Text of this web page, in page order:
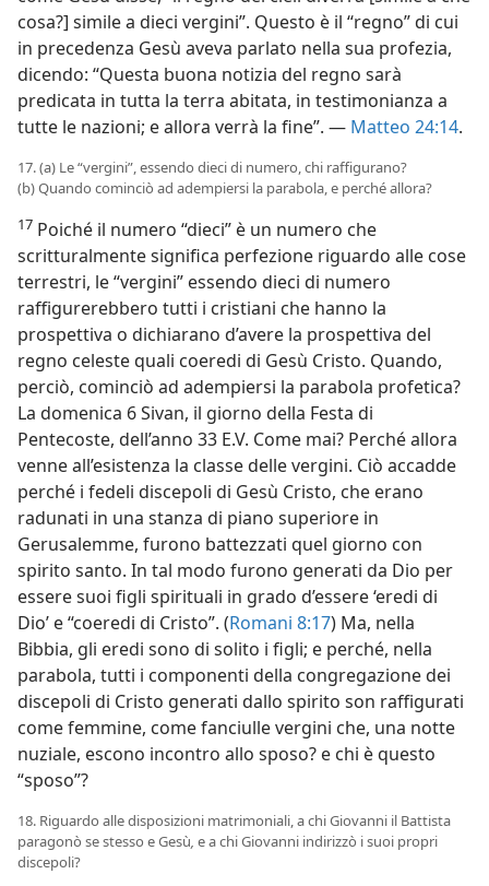
cosa?] simile a dieci vergini”. Questo è il “regno” di cui
in precedenza Gesù aveva parlato nella sua profezia,
dicendo: “Questa buona notizia del regno sarà
predicata in tutta la terra abitata, in testimonianza a
tutte le nazioni; e allora verrà la fine”. — Matteo 24:14.
17. (a) Le “vergini”, essendo dieci di numero, chi raffigurano?
(b) Quando cominciò ad adempiersi la parabola, e perché allora?
17 Poiché il numero “dieci” è un numero che
scritturalmente significa perfezione riguardo alle cose
terrestri, le “vergini” essendo dieci di numero
raffigurerebbero tutti i cristiani che hanno la
prospettiva o dichiarano d’avere la prospettiva del
regno celeste quali coeredi di Gesù Cristo. Quando,
perciò, cominciò ad adempiersi la parabola profetica?
La domenica 6 Sivan, il giorno della Festa di
Pentecoste, dell’anno 33 E.V. Come mai? Perché allora
venne all’esistenza la classe delle vergini. Ciò accadde
perché i fedeli discepoli di Gesù Cristo, che erano
radunati in una stanza di piano superiore in
Gerusalemme, furono battezzati quel giorno con
spirito santo. In tal modo furono generati da Dio per
essere suoi figli spirituali in grado d’essere ‘eredi di
Dio’ e “coeredi di Cristo”. (Romani 8:17) Ma, nella
Bibbia, gli eredi sono di solito i figli; e perché, nella
parabola, tutti i componenti della congregazione dei
discepoli di Cristo generati dallo spirito son raffigurati
come femmine, come fanciulle vergini che, una notte
nuziale, escono incontro allo sposo? e chi è questo
“sposo”?
18. Riguardo alle disposizioni matrimoniali, a chi Giovanni il Battista
paragonò se stesso e Gesù, e a chi Giovanni indirizzò i suoi propri
discepoli?